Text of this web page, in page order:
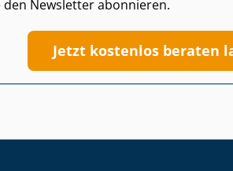
Newsletter abonnieren.
Jetzt kostenlos beraten